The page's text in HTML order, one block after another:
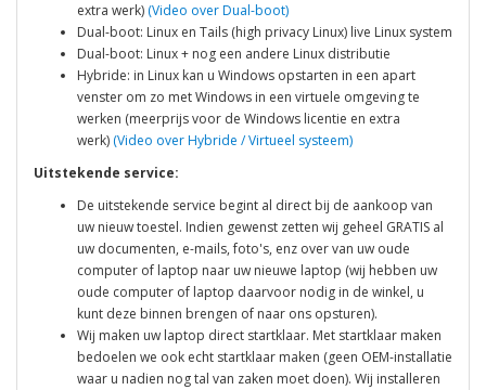
extra werk) (Video over Dual-boot)
Dual-boot: Linux en Tails (high privacy Linux) live Linux system
Dual-boot: Linux + nog een andere Linux distributie
Hybride: in Linux kan u Windows opstarten in een apart
venster om zo met Windows in een virtuele omgeving te
werken (meerprijs voor de Windows licentie en extra
werk) (Video over Hybride / Virtueel systeem)
Uitstekende service:
De uitstekende service begint al direct bij de aankoop van
uw nieuw toestel. Indien gewenst zetten wij geheel GRATIS al
uw documenten, e-mails, foto's, enz over van uw oude
computer of laptop naar uw nieuwe laptop (wij hebben uw
oude computer of laptop daarvoor nodig in de winkel, u
kunt deze binnen brengen of naar ons opsturen).
Wij maken uw laptop direct startklaar. Met startklaar maken
bedoelen we ook echt startklaar maken (geen OEM-installatie
waar u nadien nog tal van zaken moet doen). Wij installeren